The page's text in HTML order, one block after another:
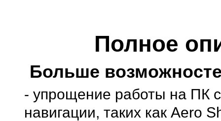
Полное
Больше
- упрощение работы на ПК
навигации, таких как Aero